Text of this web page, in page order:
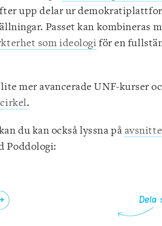
upp delar ur
Passet kan kombineras
som ideologiför en
lite mer avancerade UNF-kurser
.
du kan också lyssna på
Poddologi: